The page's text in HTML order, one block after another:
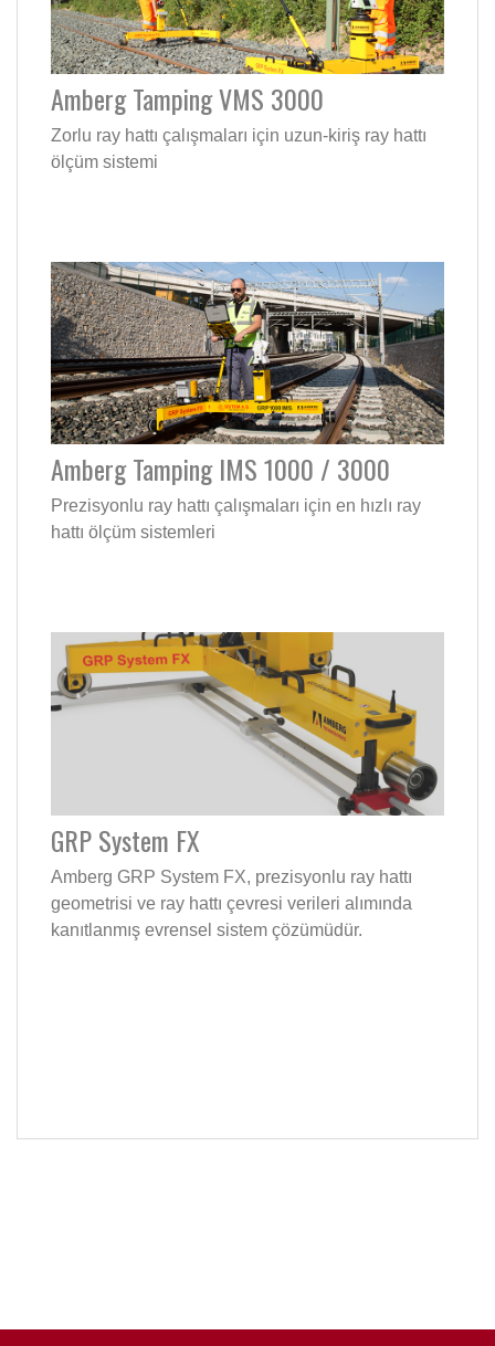
Amberg Tamping VMS 3000
Zorlu ray hattı çalışmaları için uzun-kiriş ray hattı
ölçüm sistemi
Amberg Tamping IMS 1000 / 3000
Prezisyonlu ray hattı çalışmaları için en hızlı ray
hattı ölçüm sistemleri
GRP System FX
Amberg GRP System FX, prezisyonlu ray hattı
geometrisi ve ray hattı çevresi verileri alımında
kanıtlanmış evrensel sistem çözümüdür.